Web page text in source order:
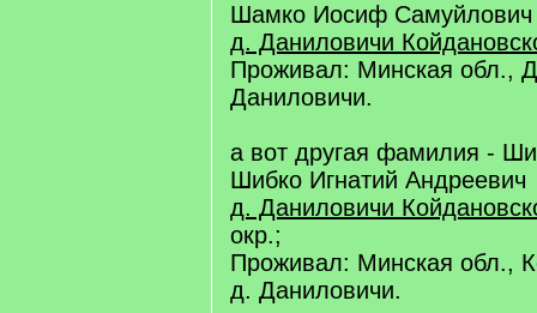
Шамко Иосиф Самуйлович
д. Даниловичи
Проживал: Минская обл.,
Даниловичи.
а вот другая фамилия -
Шибко Игнатий Андреевич
д. Даниловичи
окр.;
Проживал: Минская обл.,
д. Даниловичи.